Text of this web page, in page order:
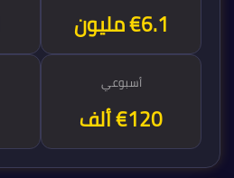
€6.3 مليون
أسبوعي
€120 ألف